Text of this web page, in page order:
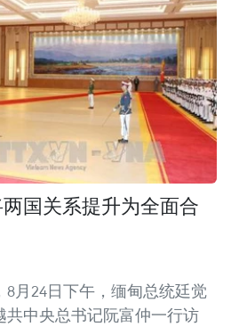
国关系提升为全面合
月24日下午，缅甸总统廷觉
中央总书记阮富仲一行访